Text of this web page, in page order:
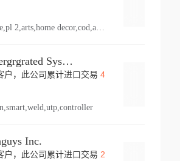
vehicle,pl 2,arts,home decor,cod,amusement ride,sea
Duetto Intergrgrated Systems Inc.
户，此公司累计进口交易 4
Inc.
户，此公司累计进口交易 2